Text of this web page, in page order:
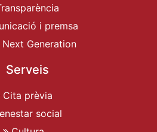
i premsa
Next Generation
Serveis
Cita prèvia
social